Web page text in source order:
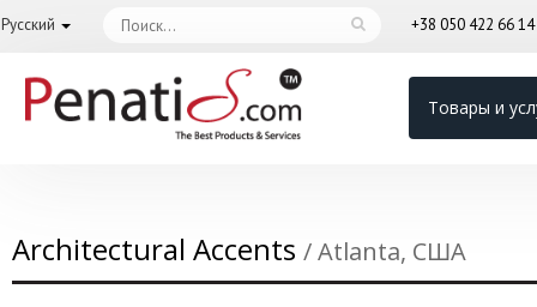
Русский +38 050 422 66 14
Товары и
Architectural Accents / Atlanta, США